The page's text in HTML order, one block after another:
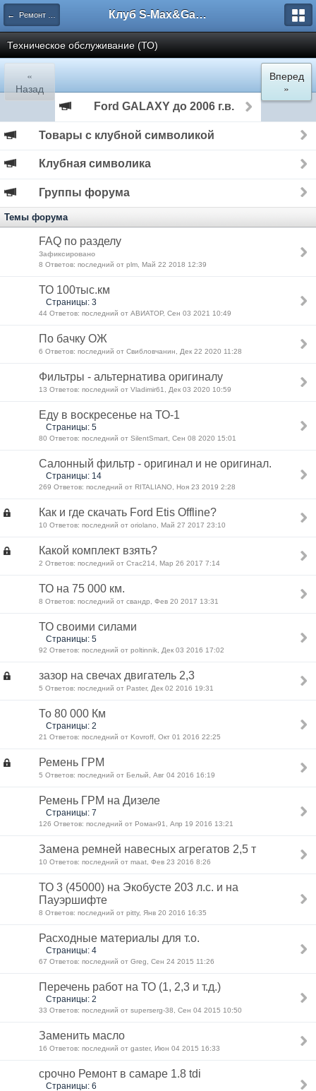
← Ремонт и эксплуатация Клуб S-Max&Galaxy
Техническое обслуживание (ТО)
«
Назад
Вперед
»
Ford GALAXY до 2006 г.в.
Товары с клубной символикой
Клубная символика
Группы форума
Темы форума
FAQ по разделу
Зафиксировано
8 Ответов: последний от plm, Май 22 2018 12:39
ТО 100тыс.км
Страницы: 3
44 Ответов: последний от АВИАТОР, Сен 03 2021 10:49
По бачку ОЖ
6 Ответов: последний от Свибловчанин, Дек 22 2020 11:28
Фильтры - альтернатива оригиналу
13 Ответов: последний от Vladimir61, Дек 03 2020 10:59
Еду в воскресенье на ТО-1
Страницы: 5
80 Ответов: последний от SilentSmart, Сен 08 2020 15:01
Салонный фильтр - оригинал и не оригинал.
Страницы: 14
269 Ответов: последний от RITALIANO, Ноя 23 2019 2:28
Как и где скачать Ford Etis Offline?
10 Ответов: последний от oriolano, Май 27 2017 23:10
Какой комплект взять?
2 Ответов: последний от Стас214, Мар 26 2017 7:14
ТО на 75 000 км.
8 Ответов: последний от свандр, Фев 20 2017 13:31
ТО своими силами
Страницы: 5
92 Ответов: последний от poltinnik, Дек 03 2016 17:02
зазор на свечах двигатель 2,3
5 Ответов: последний от Paster, Дек 02 2016 19:31
То 80 000 Км
Страницы: 2
21 Ответов: последний от Kovroff, Окт 01 2016 22:25
Ремень ГРМ
5 Ответов: последний от Белый, Авг 04 2016 16:19
Ремень ГРМ на Дизеле
Страницы: 7
126 Ответов: последний от Роман91, Апр 19 2016 13:21
Замена ремней навесных агрегатов 2,5 т
10 Ответов: последний от maat, Фев 23 2016 8:26
ТО 3 (45000) на Экобусте 203 л.с. и на
Пауэршифте
8 Ответов: последний от pitty, Янв 20 2016 16:35
Расходные материалы для т.о.
Страницы: 4
67 Ответов: последний от Greg, Сен 24 2015 11:26
Перечень работ на ТО (1, 2,3 и т.д.)
Страницы: 2
33 Ответов: последний от superserg-38, Сен 04 2015 10:50
Заменить масло
16 Ответов: последний от gaster, Июн 04 2015 16:33
срочно Ремонт в самаре 1.8 tdi
Страницы: 6